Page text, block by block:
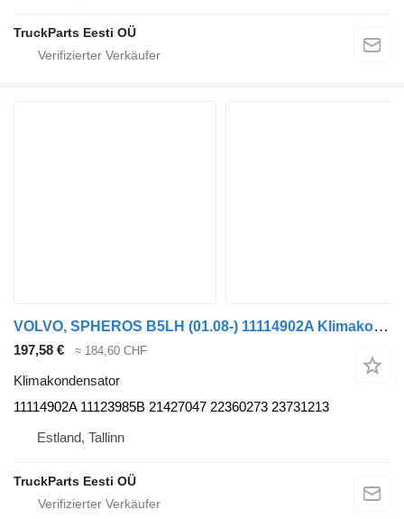
TruckParts Eesti OÜ
VOLVO, SPHEROS B5LH (01.08-) 11114902A Klimakondensator für Volvo B5LH, B0E (2008-) Bus
197,58 € ≈ 184,60 CHF
Klimakondensator
11114902A 11123985B 21427047 22360273 23731213
Estland, Tallinn
TruckParts Eesti OÜ